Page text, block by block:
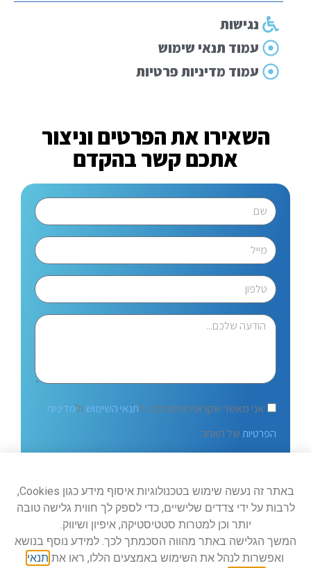
נגישות
עמוד תנאי שימוש
עמוד מדיניות פרטיות
השאירו את הפרטים וניצור
אתכם קשר בהקדם
אני מאשר שקראתי ומסכים/ה לתנאי השימוש ולמדיניות
הפרטיותשל האתר.
באתר זה נעשה שימוש בטכנולוגיות איסוף מידע כגון Cookies,
לרבות על ידי צדדים שלישיים, כדי לספק לך חווית גלישה טובה
יותר וכן למטרות סטטיסטיקה, איפיון ושיווק.
המשך הגלישה באתר מהווה הסכמתך לכך. למידע נוסף בנושא
ואפשרות לנהל את השימוש באמצעים הללו, ראו את תנאי